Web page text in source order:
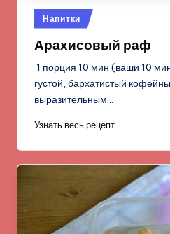
Опубликовано
в
Напитки
Арахисовый раф
1 порция 10 мин (ваши 10
густой, бархатистый
выразительным…
Узнать весь рецепт